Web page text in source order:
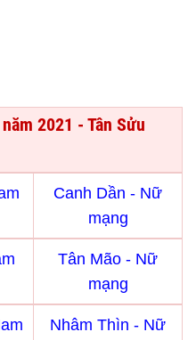
2021 - Tân Sửu
Canh Dần - Nữ
mạng
Tân Mão - Nữ
mạng
Nhâm Thìn - Nữ